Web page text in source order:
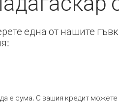
една от нашите
е сума. С вашия кредит